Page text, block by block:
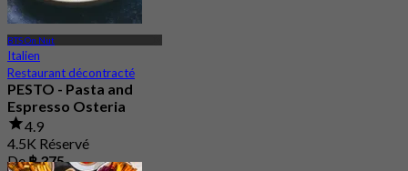
BTS On Nut
Italien
Restaurant décontracté
PESTO - Pasta and
Espresso Osteria
4.9
4.5K Réservé
De฿ 375